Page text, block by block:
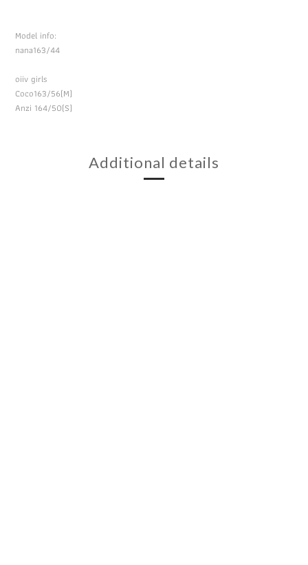
Model info:
nana163/44
oiiv girls
Coco163/56(M)
Anzi 164/50(S)
Additional details